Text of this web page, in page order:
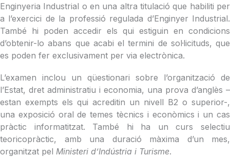
Enginyeria Industrial o en una altra titulació que habiliti per
a l’exercici de la professió regulada d’Enginyer Industrial.
També hi poden accedir els qui estiguin en condicions
d’obtenir-lo abans que acabi el termini de sol·licituds, que
es poden fer exclusivament per via electrònica.
L’examen inclou un qüestionari sobre l’organització de
l’Estat, dret administratiu i economia, una prova d’anglès –
estan exempts els qui acreditin un nivell B2 o superior-,
una exposició oral de temes tècnics i econòmics i un cas
pràctic informatitzat. També hi ha un curs selectiu
teoricopràctic, amb una duració màxima d’un mes,
organitzat pel Ministeri d’Indústria i Turisme.